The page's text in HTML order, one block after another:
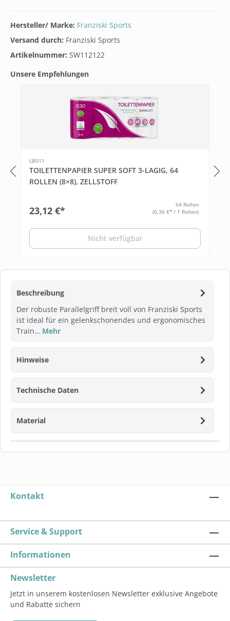
Beschreibung
Der robuste Parallelgriff breit voll von Franziski Sports
ist ideal für ein gelenkschonendes und ergonomisches
Train… Mehr
Hinweise
Technische Daten
Material
Hersteller/ Marke: Franziski Sports
Versand durch: Franziski Sports
Artikelnummer: SW112122
Unsere Empfehlungen
LB011
TOILETTENPAPIER SUPER SOFT 3-LAGIG, 64
ROLLEN (8×8), ZELLSTOFF
23,12 €*
64 Rollen
(0,36 €* / 1 Rollen)
Nicht verfügbar
Kontakt
Service & Support
Informationen
Newsletter
Jetzt in unserem kostenlosen Newsletter exklusive Angebote
und Rabatte sichern